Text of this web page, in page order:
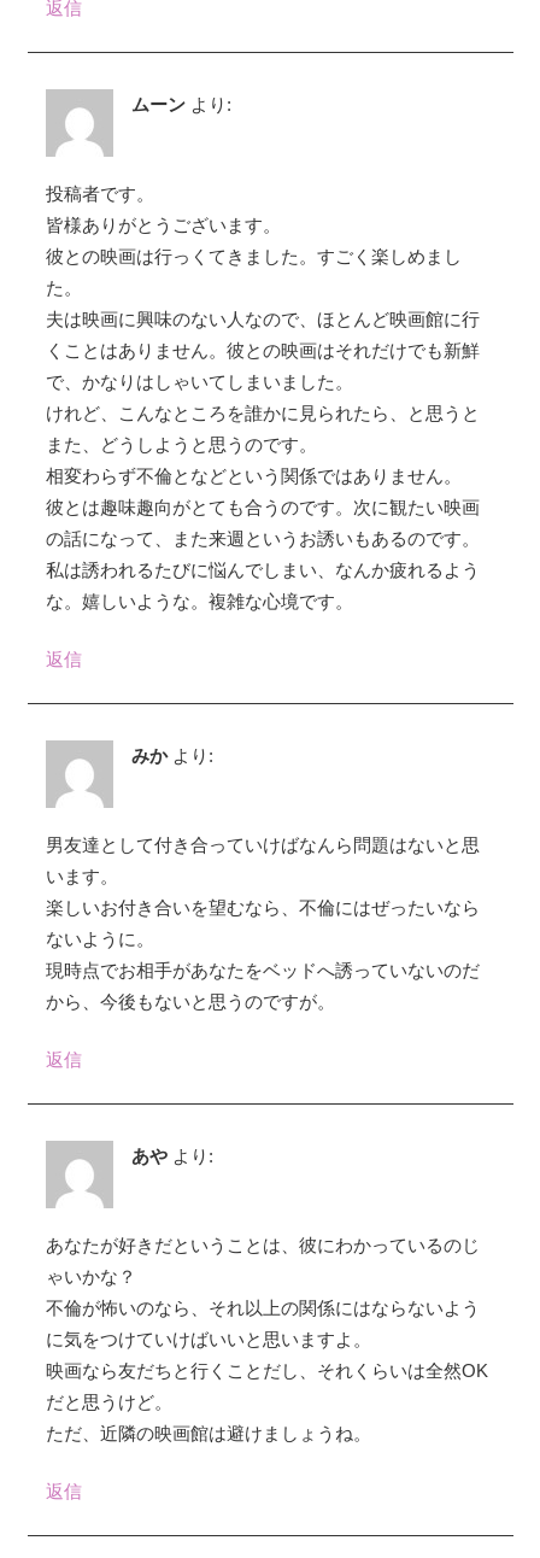
返信
ムーン より:
投稿者です。
皆様ありがとうございます。
彼との映画は行っくてきました。すごく楽しめまし
た。
夫は映画に興味のない人なので、ほとんど映画館に行
くことはありません。彼との映画はそれだけでも新鮮
で、かなりはしゃいてしまいました。
けれど、こんなところを誰かに見られたら、と思うと
また、どうしようと思うのです。
相変わらず不倫となどという関係ではありません。
彼とは趣味趣向がとても合うのです。次に観たい映画
の話になって、また来週というお誘いもあるのです。
私は誘われるたびに悩んでしまい、なんか疲れるよう
な。嬉しいような。複雑な心境です。
返信
みか より:
男友達として付き合っていけばなんら問題はないと思
います。
楽しいお付き合いを望むなら、不倫にはぜったいなら
ないように。
現時点でお相手があなたをベッドへ誘っていないのだ
から、今後もないと思うのですが。
返信
あや より:
あなたが好きだということは、彼にわかっているのじ
ゃいかな？
不倫が怖いのなら、それ以上の関係にはならないよう
に気をつけていけばいいと思いますよ。
映画なら友だちと行くことだし、それくらいは全然OK
だと思うけど。
ただ、近隣の映画館は避けましょうね。
返信